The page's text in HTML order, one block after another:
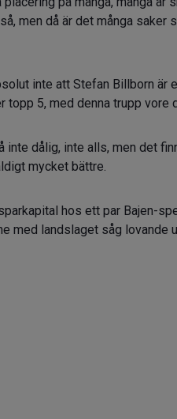
men då är det många saker
inte att Stefan Billborn är
topp 5, med denna trupp vore
inte dålig, inte alls, men det
mycket bättre.
hos ett par Bajen-
med landslaget såg lovande